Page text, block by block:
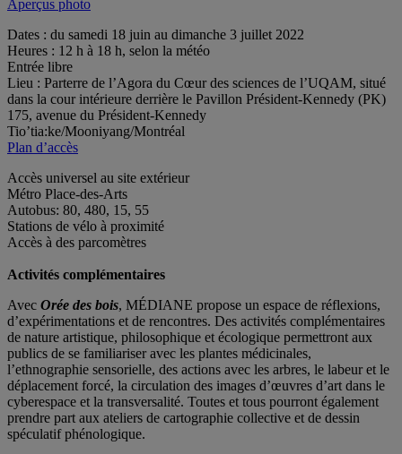
Aperçus photo
Dates : du samedi 18 juin au dimanche 3 juillet 2022
Heures : 12 h à 18 h, selon la météo
Entrée libre
Lieu : Parterre de l’Agora du Cœur des sciences de l’UQAM, situé
dans la cour intérieure derrière le Pavillon Président-Kennedy (PK)
175, avenue du Président-Kennedy
Tio’tia:ke/Mooniyang/Montréal
Plan d’accès
Accès universel au site extérieur
Métro Place-des-Arts
Autobus: 80, 480, 15, 55
Stations de vélo à proximité
Accès à des parcomètres
Activités complémentaires
Avec Orée des bois, MÉDIANE propose un espace de réflexions,
d’expérimentations et de rencontres. Des activités complémentaires
de nature artistique, philosophique et écologique permettront aux
publics de se familiariser avec les plantes médicinales,
l’ethnographie sensorielle, des actions avec les arbres, le labeur et le
déplacement forcé, la circulation des images d’œuvres d’art dans le
cyberespace et la transversalité. Toutes et tous pourront également
prendre part aux ateliers de cartographie collective et de dessin
spéculatif phénologique.